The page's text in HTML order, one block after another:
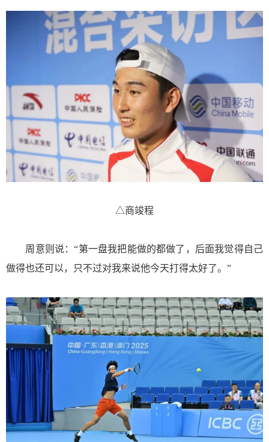
△商竣程
周意则说：“第一盘我把能做的都做了，后面我觉得自己
做得也还可以，只不过对我来说他今天打得太好了。”